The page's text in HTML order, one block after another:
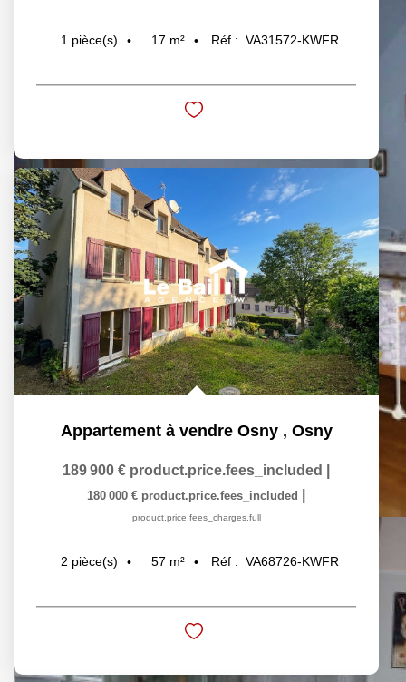
1 pièce(s) 17 m² Réf : VA31572-KWFR
Appartement à vendre Osny , Osny
189 900 € product.price.fees_included
180 000 € product.price.fees_included
product.price.fees_charges.full
2 pièce(s) 57 m² Réf : VA68726-KWFR